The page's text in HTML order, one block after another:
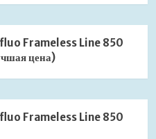
Frameless Line 850
цена)
Frameless Line 850